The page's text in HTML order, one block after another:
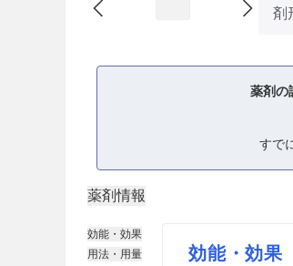
剤
薬剤の
すで
薬剤情報
効能・効果
用法・用量
効能・効果